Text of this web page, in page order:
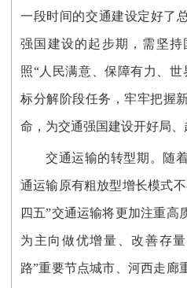
一段时间的交通建设定好了
强国建设的起步期，需坚
照“人民满意、保障有力、世
标分解阶段任务，牢牢把握
命，为交通强国建设开好局、
交通运输的转型期。随
通运输原有粗放型增长模式
四五”交通运输将更加注重高
为主向做优增量、改善存
路”重要节点城市、河西走廊